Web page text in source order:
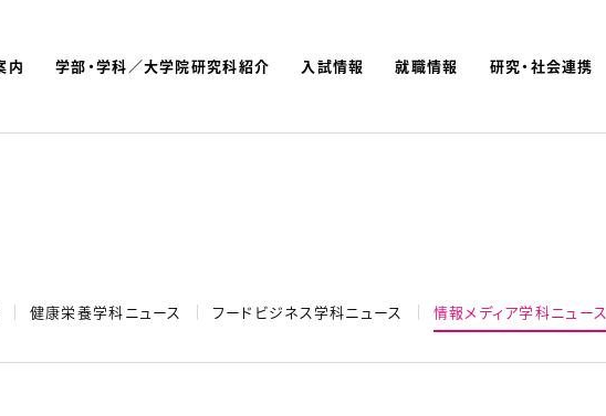
内 学部・学科／大学院研究科紹介 入試情報 就職情報 研究・社会連携
よく検索されているキーワード： 入試 学費
健康栄養学科ニュース フードビジネス学科ニュース 情報メディア学科ニュース